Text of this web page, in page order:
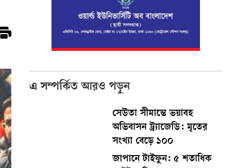
এ সম্পর্কিত আরও পড়ুন
সেউতা সীমান্তে ভয়াবহ
অভিবাসন ট্র্যাজেডি: মৃতের
সংখ্যা বেড়ে ১০০
জাপানে টাইফুন: ৫ শতাধিক